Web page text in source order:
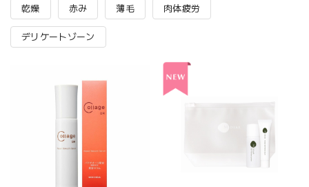
乾燥 赤み 薄毛 肉体疲労
デリケートゾーン